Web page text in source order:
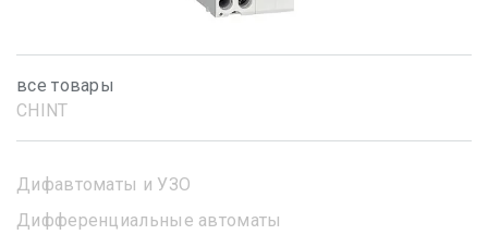
все товары
CHINT
Дифавтоматы и УЗО
Дифференциальные автоматы